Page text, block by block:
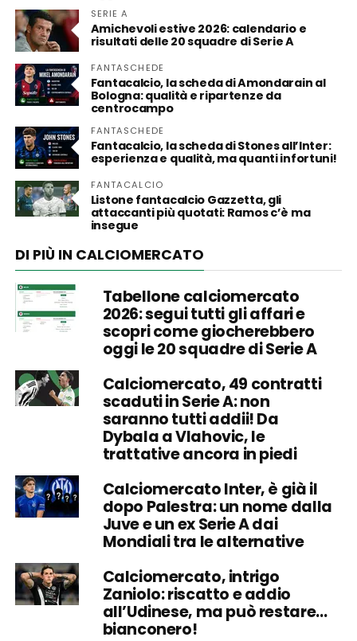
SERIE A
Amichevoli estive 2026: calendario e
risultati delle 20 squadre di Serie A
FANTASCHEDE
Fantacalcio, la scheda di Amondarain al
Bologna: qualità e ripartenze da
centrocampo
FANTASCHEDE
Fantacalcio, la scheda di Stones all’Inter:
esperienza e qualità, ma quanti infortuni!
FANTACALCIO
Listone fantacalcio Gazzetta, gli
attaccanti più quotati: Ramos c’è ma
insegue
DI PIÙ IN CALCIOMERCATO
Tabellone calciomercato
2026: segui tutti gli affari e
scopri come giocherebbero
oggi le 20 squadre di Serie A
Calciomercato, 49 contratti
scaduti in Serie A: non
saranno tutti addii! Da
Dybala a Vlahovic, le
trattative ancora in piedi
Calciomercato Inter, è già il
dopo Palestra: un nome dalla
Juve e un ex Serie A dai
Mondiali tra le alternative
Calciomercato, intrigo
Zaniolo: riscatto e addio
all’Udinese, ma può restare…
bianconero!